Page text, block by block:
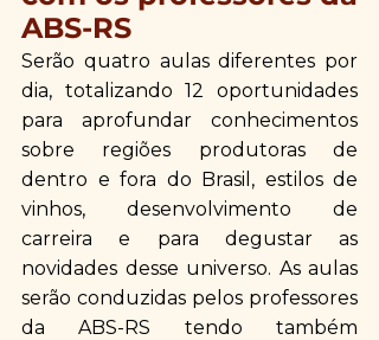
ABS-RS
Serão quatro aulas diferentes por
dia, totalizando 12 oportunidades
para aprofundar conhecimentos
sobre regiões produtoras de
dentro e fora do Brasil, estilos de
vinhos, desenvolvimento de
carreira e para degustar as
novidades desse universo. As aulas
serão conduzidas pelos professores
da ABS-RS tendo também